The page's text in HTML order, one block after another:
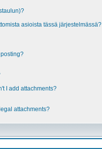
asioista tässä järjestelmässä?
I add attachments?
attachments?